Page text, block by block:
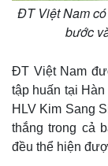
ĐT Việt Nam
bước
ĐT Việt Nam
tập huấn tại
HLV Kim Sang
thắng trong cả
đều thể hiện